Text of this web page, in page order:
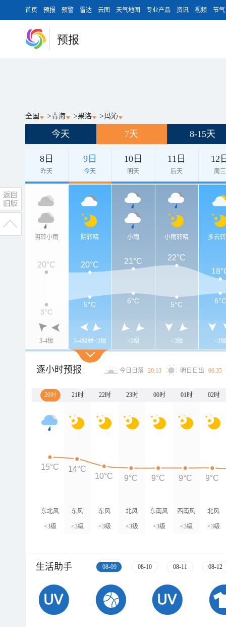
首页 预报 预警 雷达 云图 天气地图 专业产品 资讯 视频 节气
预报
全国 >青海 >果洛 >玛沁
今天 7天 8-15天
8日
昨天
9日
今天
10日
明天
11日
后天
12
周三
阴转小雨
3-4级
阴转晴
3-4级转<3级
小雨
<3级
小雨转晴
<3级
多云
<3级
20°C 20°C 21°C 22°C
3°C
5°C 6°C 5°C 6°C
逐小时预报 今日日落 20:13 明日日出 06:35
20时 21时 22时 23时 00时 01时 02时
东北风
<3级
东风
<3级
东风
<3级
北风
<3级
东南风
<3级
西南风
<3级
北风
<3级
15°C 14°C
10°C 9°C 9°C 9°C 9°C
生活助手 08-09 08-10 08-11 08-12